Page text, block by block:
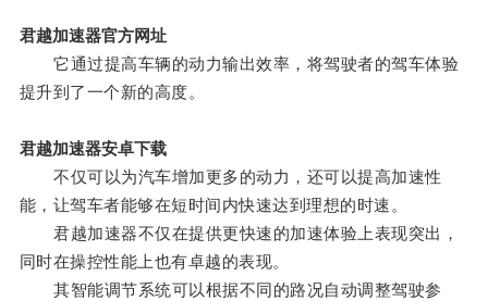
君越加速器官方网址
它通过提高车辆的动力输出效率，将驾驶者的驾车体验
提升到了一个新的高度。
君越加速器安卓下载
不仅可以为汽车增加更多的动力，还可以提高加速性
能，让驾车者能够在短时间内快速达到理想的时速。
君越加速器不仅在提供更快速的加速体验上表现突出，
同时在操控性能上也有卓越的表现。
其智能调节系统可以根据不同的路况自动调整驾驶参